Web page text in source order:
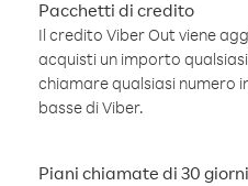
Pacchetti di credito
Il credito Viber Out viene
acquisti un importo
chiamare qualsiasi numero
basse di Viber.
Piani chiamate di 30 giorni